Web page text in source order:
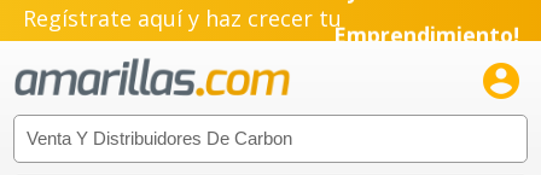
Regístrate aquí y haz crecer tuEmprendimiento!
